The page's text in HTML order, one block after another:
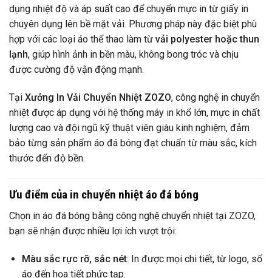
dụng nhiệt độ và áp suất cao để chuyển mực in từ giấy in
chuyên dụng lên bề mặt vải. Phương pháp này đặc biệt phù
hợp với các loại áo thể thao làm từ vải polyester hoặc thun
lạnh, giúp hình ảnh in bền màu, không bong tróc và chịu
được cường độ vận động mạnh.
Tại Xưởng In Vải Chuyển Nhiệt ZOZO, công nghệ in chuyển
nhiệt được áp dụng với hệ thống máy in khổ lớn, mực in chất
lượng cao và đội ngũ kỹ thuật viên giàu kinh nghiệm, đảm
bảo từng sản phẩm áo đá bóng đạt chuẩn từ màu sắc, kích
thước đến độ bền.
Ưu điểm của in chuyển nhiệt áo đá bóng
Chọn in áo đá bóng bằng công nghệ chuyển nhiệt tại ZOZO,
bạn sẽ nhận được nhiều lợi ích vượt trội:
Màu sắc rực rỡ, sắc nét: In được mọi chi tiết, từ logo, số
áo đến họa tiết phức tạp.